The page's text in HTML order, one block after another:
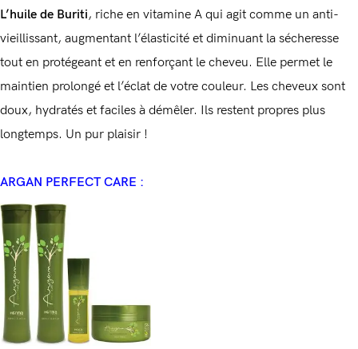
L’huile de Buriti, riche en vitamine A qui agit comme un anti-
vieillissant, augmentant l’élasticité et diminuant la sécheresse
tout en protégeant et en renforçant le cheveu. Elle permet le
maintien prolongé et l’éclat de votre couleur. Les cheveux sont
doux, hydratés et faciles à démêler. Ils restent propres plus
longtemps. Un pur plaisir !
ARGAN PERFECT CARE :